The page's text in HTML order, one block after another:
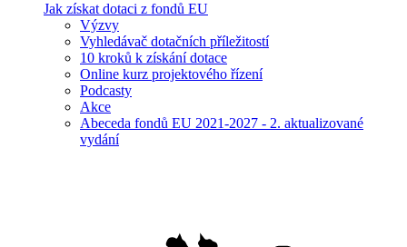
Jak získat dotaci z fondů EU
Výzvy
Vyhledávač dotačních příležitostí
10 kroků k získání dotace
Online kurz projektového řízení
Podcasty
Akce
Abeceda fondů EU 2021-2027 - 2. aktualizované
vydání